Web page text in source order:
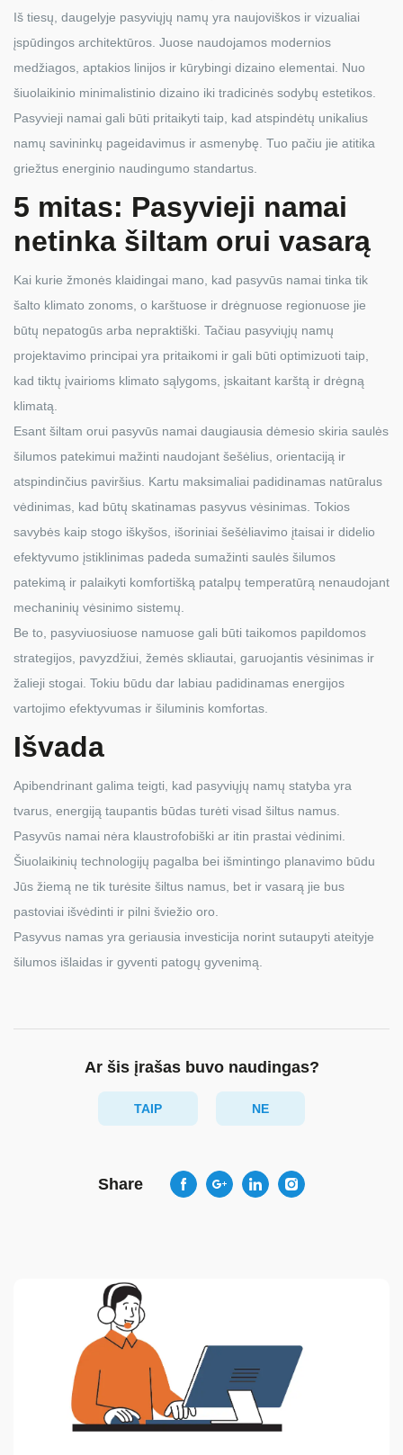
Iš tiesų, daugelyje pasyviųjų namų yra naujoviškos ir vizualiai
įspūdingos architektūros. Juose naudojamos modernios
medžiagos, aptakios linijos ir kūrybingi dizaino elementai. Nuo
šiuolaikinio minimalistinio dizaino iki tradicinės sodybų estetikos.
Pasyvieji namai gali būti pritaikyti taip, kad atspindėtų unikalius
namų savininkų pageidavimus ir asmenybę. Tuo pačiu jie atitika
griežtus energinio naudingumo standartus.
5 mitas: Pasyvieji namai
netinka šiltam orui vasarą
Kai kurie žmonės klaidingai mano, kad pasyvūs namai tinka tik
šalto klimato zonoms, o karštuose ir drėgnuose regionuose jie
būtų nepatogūs arba nepraktiški. Tačiau pasyviųjų namų
projektavimo principai yra pritaikomi ir gali būti optimizuoti taip,
kad tiktų įvairioms klimato sąlygoms, įskaitant karštą ir drėgną
klimatą.
Esant šiltam orui pasyvūs namai daugiausia dėmesio skiria saulės
šilumos patekimui mažinti naudojant šešėlius, orientaciją ir
atspindinčius paviršius. Kartu maksimaliai padidinamas natūralus
vėdinimas, kad būtų skatinamas pasyvus vėsinimas. Tokios
savybės kaip stogo iškyšos, išoriniai šešėliavimo įtaisai ir didelio
efektyvumo įstiklinimas padeda sumažinti saulės šilumos
patekimą ir palaikyti komfortišką patalpų temperatūrą nenaudojant
mechaninių vėsinimo sistemų.
Be to, pasyviuosiuose namuose gali būti taikomos papildomos
strategijos, pavyzdžiui, žemės skliautai, garuojantis vėsinimas ir
žalieji stogai. Tokiu būdu dar labiau padidinamas energijos
vartojimo efektyvumas ir šiluminis komfortas.
Išvada
Apibendrinant galima teigti, kad pasyviųjų namų statyba yra
tvarus, energiją taupantis būdas turėti visad šiltus namus.
Pasyvūs namai nėra klaustrofobiški ar itin prastai vėdinimi.
Šiuolaikinių technologijų pagalba bei išmintingo planavimo būdu
Jūs žiemą ne tik turėsite šiltus namus, bet ir vasarą jie bus
pastoviai išvėdinti ir pilni šviežio oro.
Pasyvus namas yra geriausia investicija norint sutaupyti ateityje
šilumos išlaidas ir gyventi patogų gyvenimą.
Ar šis įrašas buvo naudingas?
TAIP NE
Share